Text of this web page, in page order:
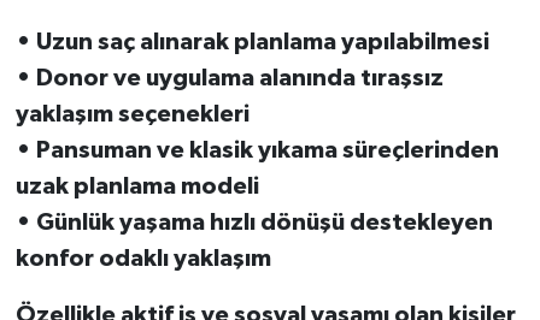
• Uzun saç alınarak planlama yapılabilmesi
• Donor ve uygulama alanında tıraşsız
yaklaşım seçenekleri
• Pansuman ve klasik yıkama süreçlerinden
uzak planlama modeli
• Günlük yaşama hızlı dönüşü destekleyen
konfor odaklı yaklaşım
Özellikle aktif iş ve sosyal yaşamı olan kişiler